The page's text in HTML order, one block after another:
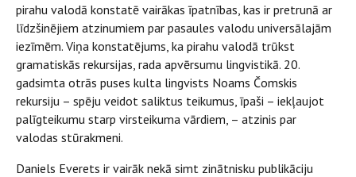
pirahu valodā konstatē vairākas īpatnības, kas ir pretrunā ar
līdzšinējiem atzinumiem par pasaules valodu universālajām
iezīmēm. Viņa konstatējums, ka pirahu valodā trūkst
gramatiskās rekursijas, rada apvērsumu lingvistikā. 20.
gadsimta otrās puses kulta lingvists Noams Čomskis
rekursiju – spēju veidot saliktus teikumus, īpaši – iekļaujot
palīgteikumu starp virsteikuma vārdiem, – atzinis par
valodas stūrakmeni.
Daniels Everets ir vairāk nekā simt zinātnisku publikāciju